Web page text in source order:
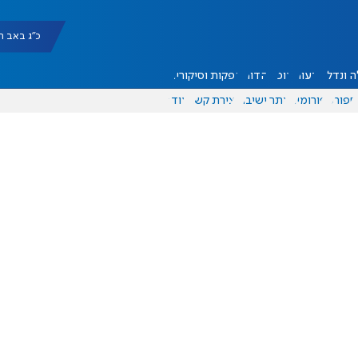
כ"ג באב תשפ"ו
ונדל"ן דעות אוכל יהדות הפקות וסיקורים
ספורט פורומים אתר ישיבה יצירת קשר עוד